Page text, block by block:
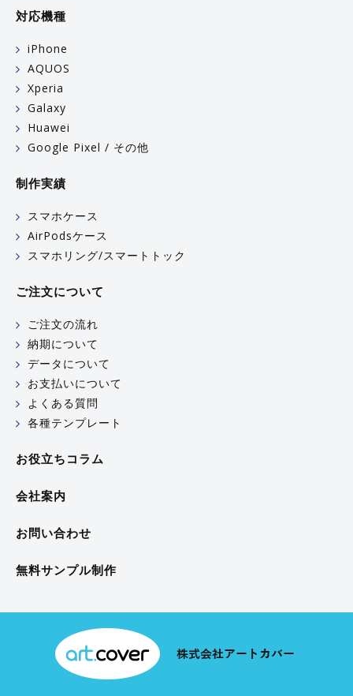
対応機種
iPhone
AQUOS
Xperia
Galaxy
Huawei
Google Pixel / その他
制作実績
スマホケース
AirPodsケース
スマホリング/スマートトック
ご注文について
ご注文の流れ
納期について
データについて
お支払いについて
よくある質問
各種テンプレート
お役立ちコラム
会社案内
お問い合わせ
無料サンプル制作